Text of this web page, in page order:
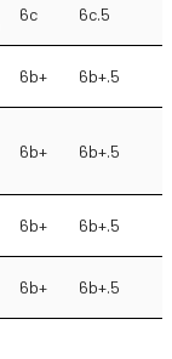
6c 6c.5
6b+ 6b+.5
6b+ 6b+.5
6b+ 6b+.5
6b+ 6b+.5